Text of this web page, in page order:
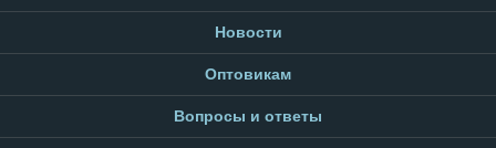
Новости
Оптовикам
Вопросы и ответы